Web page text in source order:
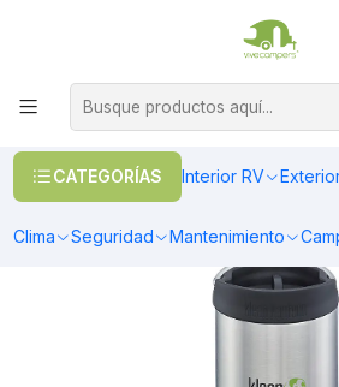
CATEGORÍAS Interior RV
Clima Seguridad Mantenimiento
OFERTAS EN CALEFACCIÓN DIESEL
Botella Térmica Klean Kanteen TKWIDE